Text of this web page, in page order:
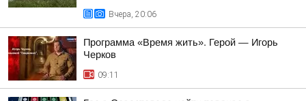
Вчера, 20:06
Программа «Время жить». Герой — Игорь
Черков
09:11